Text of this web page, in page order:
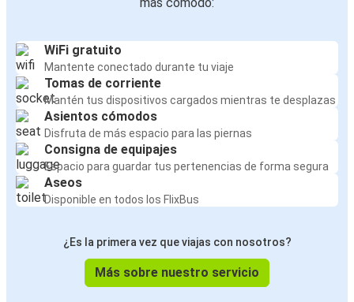
WiFi gratuito
Mantente conectado durante tu viaje
Tomas de corriente
Mantén tus dispositivos cargados mientras te desplazas
Asientos cómodos
Disfruta de más espacio para las piernas
Consigna de equipajes
Espacio para guardar tus pertenencias de forma segura
Aseos
Disponible en todos los FlixBus
¿Es la primera vez que viajas con nosotros?
Más sobre nuestro servicio